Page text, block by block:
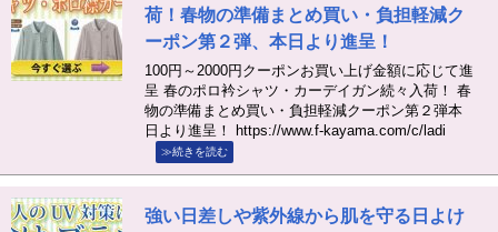
荷！春物の準備まとめ買い・負担軽減ク
ーポン第２弾、本日より進呈！
100円～2000円クーポンお買い上げ金額に応じて進
呈 春のポロ衿シャツ・カーデイガン続々入荷！ 春
物の準備まとめ買い・負担軽減クーポン第２弾本
日より進呈！ https://www.f-kayama.com/c/ladi
≫続きを読む
強い日差しや紫外線から肌を守る日よけ